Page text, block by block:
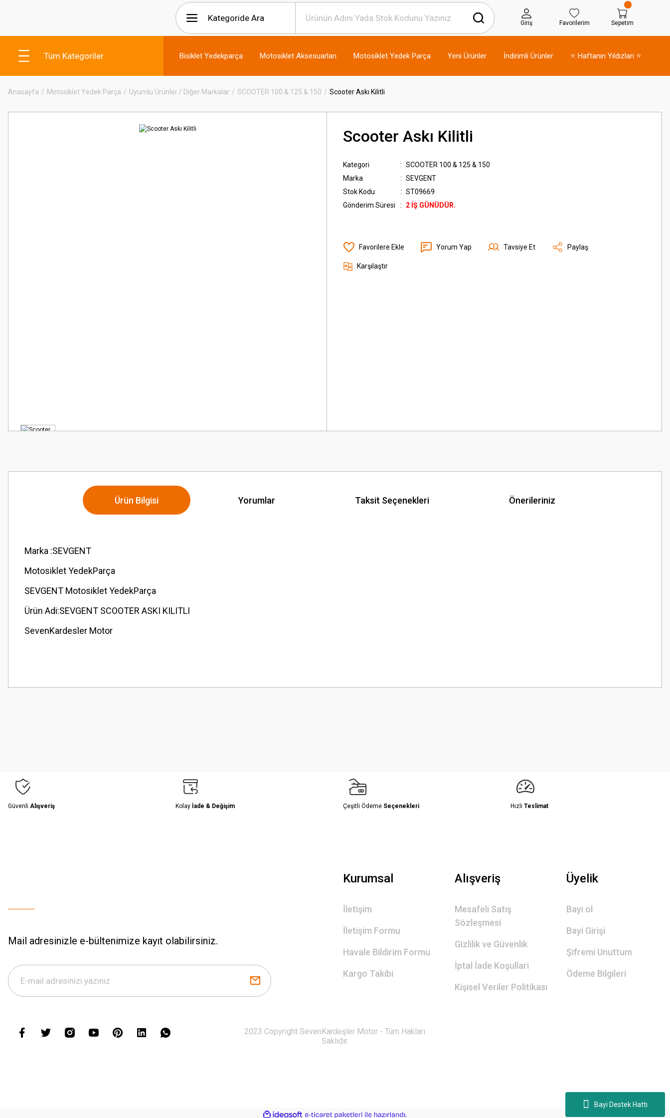
Bayi Destek Hattı
Giriş Favorilerim Sepetim
Tüm Kategoriler Bisiklet Yedekparça Motosiklet Aksesuarları Motosiklet Yedek Parça Yeni Ürünler İndirimli Ürünler ⭐ Haftanın Yıldızları ⭐
Anasayfa Motosiklet Yedek Parça Uyumlu Ürünler / Diğer Markalar SCOOTER 100 & 125 & 150 Scooter Askı Kilitli
Scooter Askı Kilitli
Kategori
SCOOTER 100 & 125 & 150
Marka
SEVGENT
Stok Kodu
ST09669
Gönderim Süresi
2 İŞ GÜNÜDÜR.
Yorum Yap Tavsiye Et Paylaş
Karşılaştır
Ürün Bilgisi Yorumlar Taksit Seçenekleri Önerileriniz
Marka :SEVGENT
Motosiklet YedekParça
SEVGENT Motosiklet YedekParça
Ürün Adi:SEVGENT SCOOTER ASKI KILITLI
SevenKardesler Motor
Görüş ve önerileriniz için teşekkür ederiz.
Güvenli Alışveriş Kolay İade & Değişim Çeşitli Ödeme Seçenekleri Hızlı Teslimat
Mail adresinizle e-bültenimize kayıt olabilirsiniz.
Kurumsal
İletişim
İletişim Formu
Havale Bildirim Formu
Kargo Takibi
Alışveriş
Mesafeli Satış
Sözleşmesi
Gizlilik ve Güvenlik
İptal İade Koşullari
Kişisel Veriler Politikası
Üyelik
Bayi ol
Bayi Girişi
Şifremi Unuttum
Ödeme Bilgileri
2023 Copyright SevenKardeşler Motor - Tüm Hakları
Saklıdır.
ideasoft e-